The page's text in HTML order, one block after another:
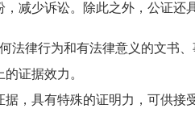
减少诉讼。除此之外，公证还
法律行为和有法律意义的文书
证据效力。
据，具有特殊的证明力，可供接